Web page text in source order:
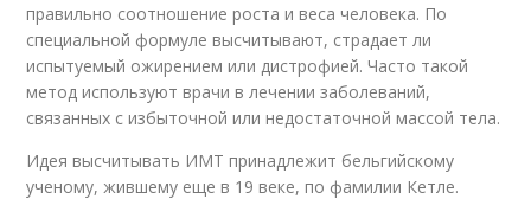
правильно соотношение роста и веса человека. По
специальной формуле высчитывают, страдает ли
испытуемый ожирением или дистрофией. Часто такой
метод используют врачи в лечении заболеваний,
связанных с избыточной или недостаточной массой тела.
Идея высчитывать ИМТ принадлежит бельгийскому
ученому, жившему еще в 19 веке, по фамилии Кетле.